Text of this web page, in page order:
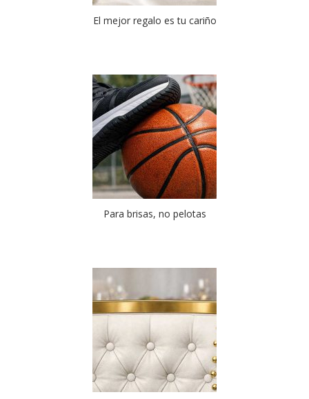
El mejor regalo es tu cariño
Para brisas, no pelotas